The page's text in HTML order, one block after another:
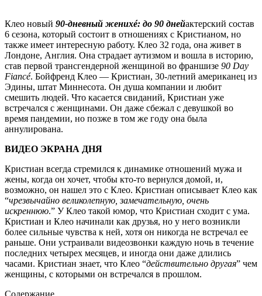
Клео новый 90-дневный женихé: до 90 днейактерский состав
6 сезона, который состоит в отношениях с Кристианом, но
также имеет интересную работу. Клео 32 года, она живет в
Лондоне, Англия. Она страдает аутизмом и вошла в историю,
став первой трансгендерной женщиной во франшизе 90 Day
Fiancé. Бойфренд Клео — Кристиан, 30-летний американец из
Эдины, штат Миннесота. Он душа компании и любит
смешить людей. Что касается свиданий, Кристиан уже
встречался с женщинами. Он даже сбежал с девушкой во
время пандемии, но позже в том же году она была
аннулирована.
ВИДЕО ЭКРАНА ДНЯ
Кристиан всегда стремился к динамике отношений мужа и
жены, когда он хочет, чтобы кто-то вернулся домой, и,
возможно, он нашел это с Клео. Кристиан описывает Клео как
“чрезвычайно великолепную, замечательную, очень
искреннюю.” У Клео такой юмор, что Кристиан сходит с ума.
Кристиан и Клео начинали как друзья, но у него возникли
более сильные чувства к ней, хотя он никогда не встречал ее
раньше. Они устраивали видеозвонки каждую ночь в течение
последних четырех месяцев, и иногда они даже длились
часами. Кристиан знает, что Клео “действительно другая” чем
женщины, с которыми он встречался в прошлом.
Содержание